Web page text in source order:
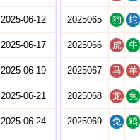
2025-06-12
2025-06-17
2025-06-19
2025-06-21
2025-06-24
2025065 狗 蛇
2025066 虎 牛
2025067 马 羊
2025068 龙 兔
2025069 兔 鸡